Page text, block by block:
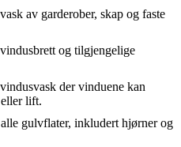
av garderober, skap og faste
og tilgjengelige
der vinduene kan
lift.
gulvflater, inkludert hjørner og